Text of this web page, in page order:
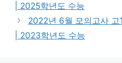
| 2025학년도 수능
2022년 6월 모의고사 고
| 2023학년도 수능